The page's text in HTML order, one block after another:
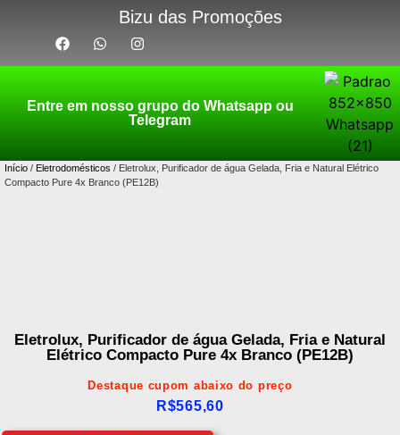
Bizu das Promoções
Entre em nosso grupo do Whatsapp ou
Telegram
Início / Eletrodomésticos / Eletrolux, Purificador de água Gelada, Fria e Natural Elétrico
Compacto Pure 4x Branco (PE12B)
Eletrolux, Purificador de água Gelada, Fria e Natural
Elétrico Compacto Pure 4x Branco (PE12B)
Destaque cupom abaixo do preço
R$565,60